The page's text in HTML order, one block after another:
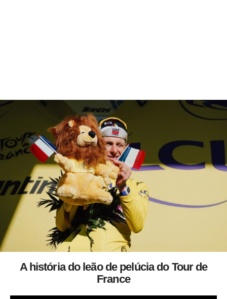
A história do leão de pelúcia do Tour de
France